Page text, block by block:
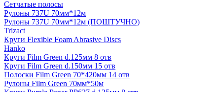
Сетчатые полосы
Рулоны 737U 70мм*12м
Рулоны 737U 70мм*12м (ПОШТУЧНО)
Trizact
Круги Flexible Foam Abrasive Discs
Hanko
Круги Film Green d.125мм 8 отв
Круги Film Green d.150мм 15 отв
Полоски Film Green 70*420мм 14 отв
Рулоны Film Green 70мм*50м